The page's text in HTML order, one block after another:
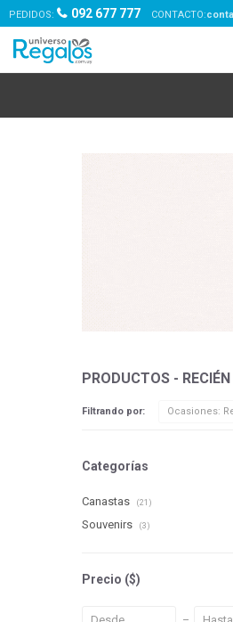
PEDIDOS: 092 677 777
PRODUCTOS -
Filtrando por: Ocasiones:
Categorías
Canastas (21)
Souvenirs (3)
Precio ($)